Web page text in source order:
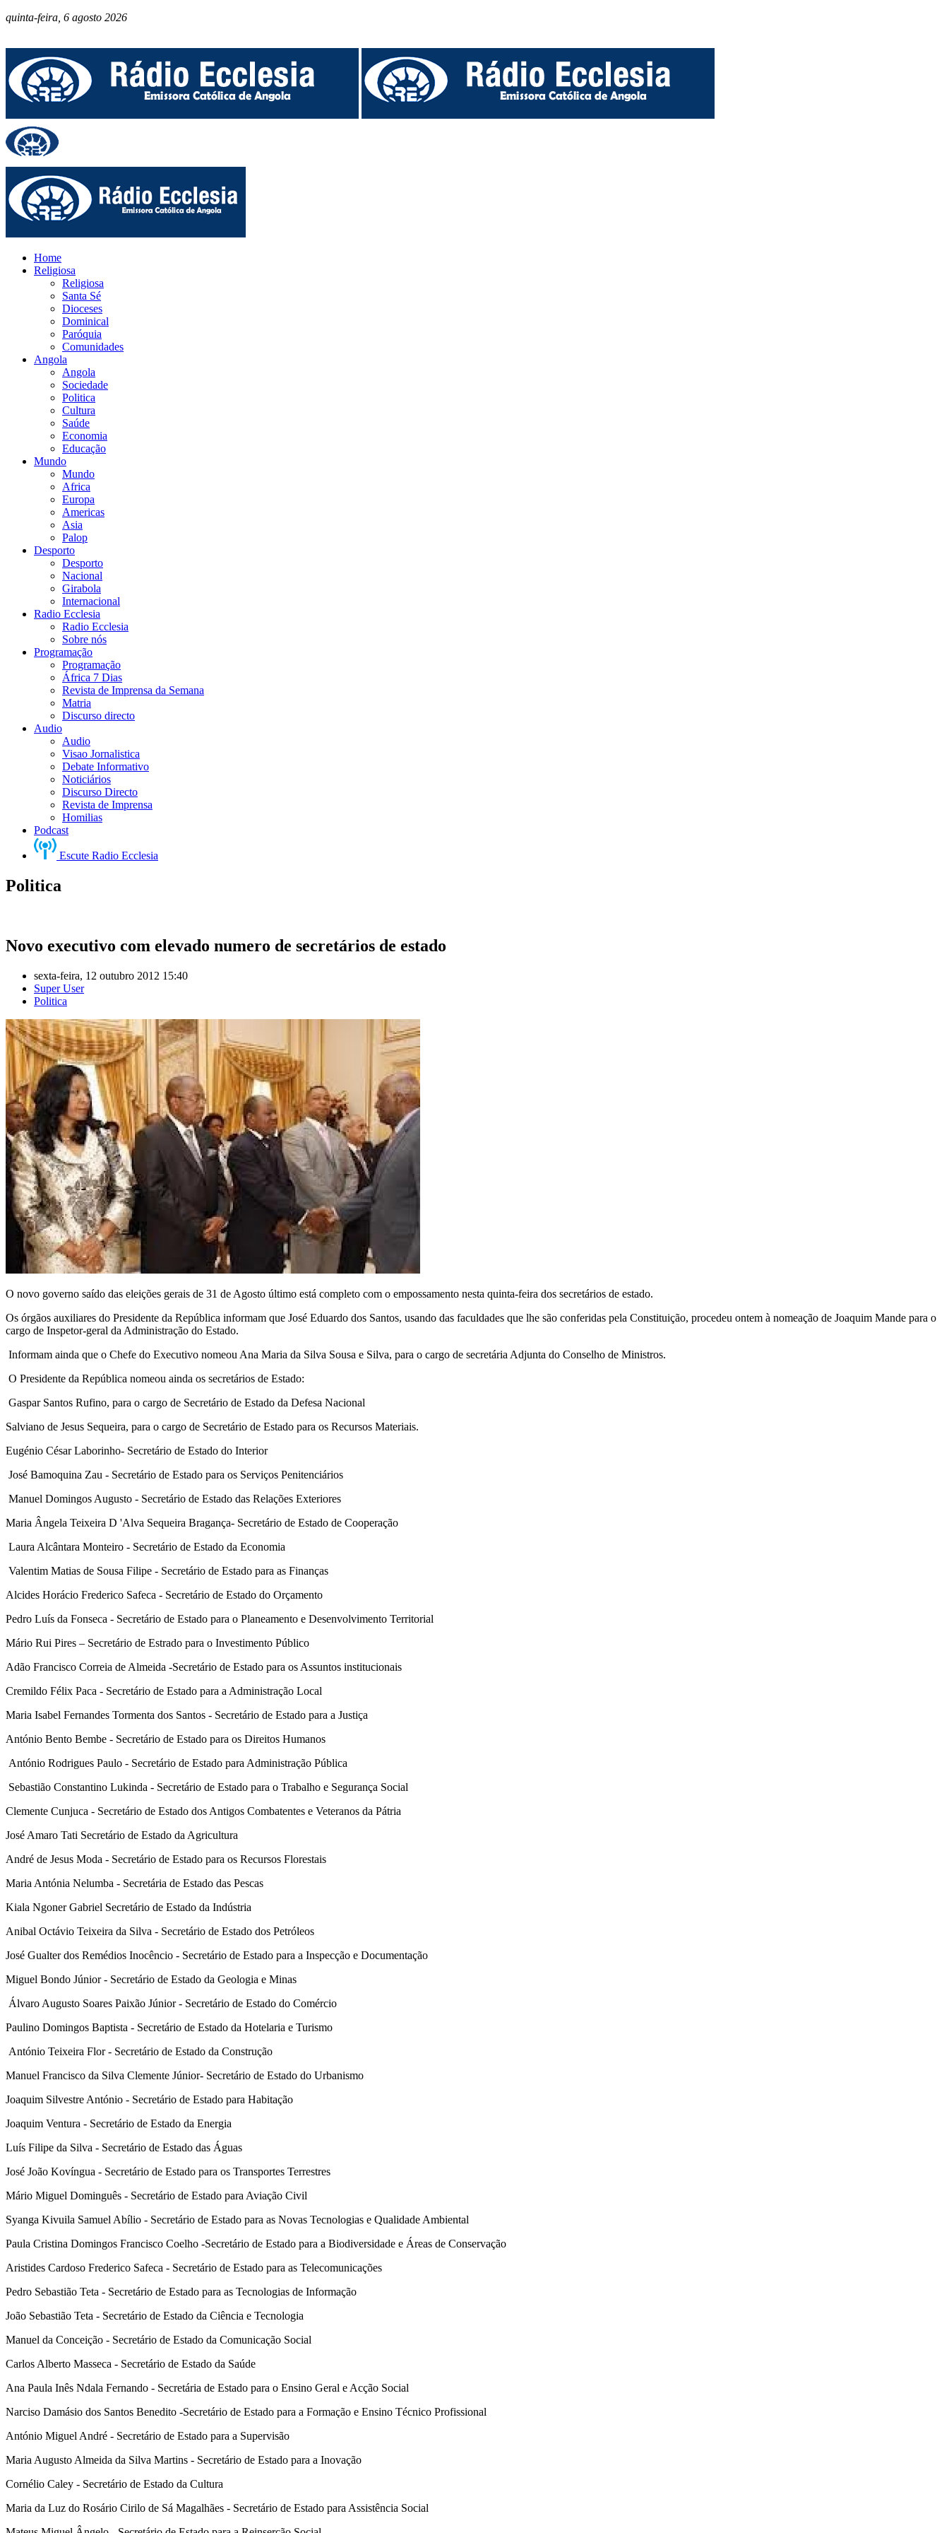
quinta-feira, 6 agosto 2026
Home
Religiosa
Religiosa
Santa Sé
Dioceses
Dominical
Paróquia
Comunidades
Angola
Angola
Sociedade
Politica
Cultura
Saúde
Economia
Educação
Mundo
Mundo
Africa
Europa
Americas
Asia
Palop
Desporto
Desporto
Nacional
Girabola
Internacional
Radio Ecclesia
Radio Ecclesia
Sobre nós
Programação
Programação
África 7 Dias
Revista de Imprensa da Semana
Matria
Discurso directo
Audio
Audio
Visao Jornalistica
Debate Informativo
Noticiários
Discurso Directo
Revista de Imprensa
Homilias
Podcast
Escute Radio Ecclesia
Politica
Novo executivo com elevado numero de secretários de estado
sexta-feira, 12 outubro 2012 15:40
Super User
Politica
O novo governo saído das eleições gerais de 31 de Agosto último está completo com o empossamento nesta quinta-feira dos secretários de estado.
Os órgãos auxiliares do Presidente da República informam que José Eduardo dos Santos, usando das faculdades que lhe são conferidas pela Constituição, procedeu ontem à nomeação de Joaquim Mande para o
cargo de Inspetor-geral da Administração do Estado.
Informam ainda que o Chefe do Executivo nomeou Ana Maria da Silva Sousa e Silva, para o cargo de secretária Adjunta do Conselho de Ministros.
O Presidente da República nomeou ainda os secretários de Estado:
Gaspar Santos Rufino, para o cargo de Secretário de Estado da Defesa Nacional
Salviano de Jesus Sequeira, para o cargo de Secretário de Estado para os Recursos Materiais.
Eugénio César Laborinho- Secretário de Estado do Interior
José Bamoquina Zau - Secretário de Estado para os Serviços Penitenciários
Manuel Domingos Augusto - Secretário de Estado das Relações Exteriores
Maria Ângela Teixeira D 'Alva Sequeira Bragança- Secretário de Estado de Cooperação
Laura Alcântara Monteiro - Secretário de Estado da Economia
Valentim Matias de Sousa Filipe - Secretário de Estado para as Finanças
Alcides Horácio Frederico Safeca - Secretário de Estado do Orçamento
Pedro Luís da Fonseca - Secretário de Estado para o Planeamento e Desenvolvimento Territorial
Mário Rui Pires – Secretário de Estrado para o Investimento Público
Adão Francisco Correia de Almeida -Secretário de Estado para os Assuntos institucionais
Cremildo Félix Paca - Secretário de Estado para a Administração Local
Maria Isabel Fernandes Tormenta dos Santos - Secretário de Estado para a Justiça
António Bento Bembe - Secretário de Estado para os Direitos Humanos
António Rodrigues Paulo - Secretário de Estado para Administração Pública
Sebastião Constantino Lukinda - Secretário de Estado para o Trabalho e Segurança Social
Clemente Cunjuca - Secretário de Estado dos Antigos Combatentes e Veteranos da Pátria
José Amaro Tati Secretário de Estado da Agricultura
André de Jesus Moda - Secretário de Estado para os Recursos Florestais
Maria Antónia Nelumba - Secretária de Estado das Pescas
Kiala Ngoner Gabriel Secretário de Estado da Indústria
Anibal Octávio Teixeira da Silva - Secretário de Estado dos Petróleos
José Gualter dos Remédios Inocêncio - Secretário de Estado para a Inspecção e Documentação
Miguel Bondo Júnior - Secretário de Estado da Geologia e Minas
Álvaro Augusto Soares Paixão Júnior - Secretário de Estado do Comércio
Paulino Domingos Baptista - Secretário de Estado da Hotelaria e Turismo
António Teixeira Flor - Secretário de Estado da Construção
Manuel Francisco da Silva Clemente Júnior- Secretário de Estado do Urbanismo
Joaquim Silvestre António - Secretário de Estado para Habitação
Joaquim Ventura - Secretário de Estado da Energia
Luís Filipe da Silva - Secretário de Estado das Águas
José João Kovíngua - Secretário de Estado para os Transportes Terrestres
Mário Miguel Dominguês - Secretário de Estado para Aviação Civil
Syanga Kivuila Samuel Abílio - Secretário de Estado para as Novas Tecnologias e Qualidade Ambiental
Paula Cristina Domingos Francisco Coelho -Secretário de Estado para a Biodiversidade e Áreas de Conservação
Aristides Cardoso Frederico Safeca - Secretário de Estado para as Telecomunicações
Pedro Sebastião Teta - Secretário de Estado para as Tecnologias de Informação
João Sebastião Teta - Secretário de Estado da Ciência e Tecnologia
Manuel da Conceição - Secretário de Estado da Comunicação Social
Carlos Alberto Masseca - Secretário de Estado da Saúde
Ana Paula Inês Ndala Fernando - Secretária de Estado para o Ensino Geral e Acção Social
Narciso Damásio dos Santos Benedito -Secretário de Estado para a Formação e Ensino Técnico Profissional
António Miguel André - Secretário de Estado para a Supervisão
Maria Augusto Almeida da Silva Martins - Secretário de Estado para a Inovação
Cornélio Caley - Secretário de Estado da Cultura
Maria da Luz do Rosário Cirilo de Sá Magalhães - Secretário de Estado para Assistência Social